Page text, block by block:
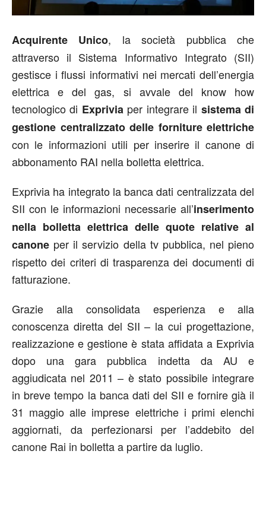
Acquirente Unico, la società pubblica che
attraverso il Sistema Informativo Integrato (SII)
gestisce i flussi informativi nei mercati dell’energia
elettrica e del gas, si avvale del know how
tecnologico di Exprivia per integrare il sistema di
gestione centralizzato delle forniture elettriche
con le informazioni utili per inserire il canone di
abbonamento RAI nella bolletta elettrica.
Exprivia ha integrato la banca dati centralizzata del
SII con le informazioni necessarie all’inserimento
nella bolletta elettrica delle quote relative al
canone per il servizio della tv pubblica, nel pieno
rispetto dei criteri di trasparenza dei documenti di
fatturazione.
Grazie alla consolidata esperienza e alla
conoscenza diretta del SII – la cui progettazione,
realizzazione e gestione è stata affidata a Exprivia
dopo una gara pubblica indetta da AU e
aggiudicata nel 2011 – è stato possibile integrare
in breve tempo la banca dati del SII e fornire già il
31 maggio alle imprese elettriche i primi elenchi
aggiornati, da perfezionarsi per l’addebito del
canone Rai in bolletta a partire da luglio.